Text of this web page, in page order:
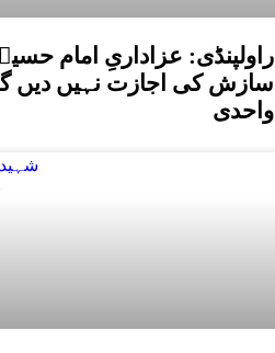
راولپنڈی: عزاداریِ امام
سازش کی اجازت نہیں دیں
واحدی